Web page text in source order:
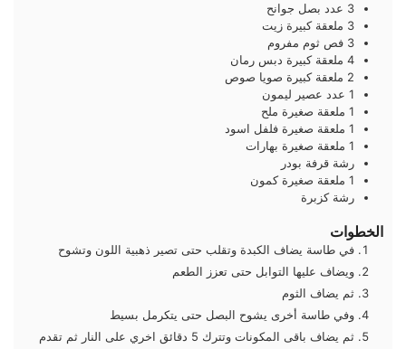
3 عدد بصل جوانح
3 ملعقة كبيرة زيت
3 فص ثوم مفروم
4 ملعقة كبيرة دبس رمان
2 ملعقة كبيرة صويا صوص
1 عدد عصير ليمون
1 ملعقة صغيرة ملح
1 ملعقة صغيرة فلفل اسود
1 ملعقة صغيرة بهارات
رشة قرفة بودر
1 ملعقة صغيرة كمون
رشة كزبرة
الخطوات
في طاسة يضاف الكبدة وتقلب حتى تصير ذهبية اللون وتشوح
ويضاف عليها التوابل حتى تعزز الطعم
ثم يضاف الثوم
وفي طاسة أخرى يشوح البصل حتى يتكرمل بسيط
ثم يضاف باقى المكونات وتترك 5 دقائق اخري على النار ثم تقدم